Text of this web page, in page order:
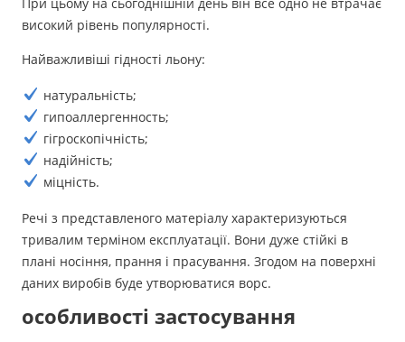
високий рівень популярності.
Найважливіші гідності льону:
натуральність;
гипоаллергенность;
гігроскопічність;
надійність;
міцність.
Речі з представленого матеріалу характеризуються
тривалим терміном експлуатації. Вони дуже стійкі в
плані носіння, прання і прасування. Згодом на поверхні
даних виробів буде утворюватися ворс.
особливості застосування